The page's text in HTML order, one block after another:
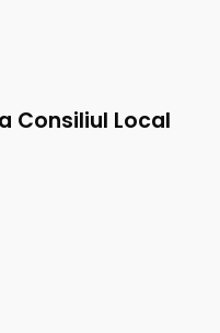
Consiliul Local